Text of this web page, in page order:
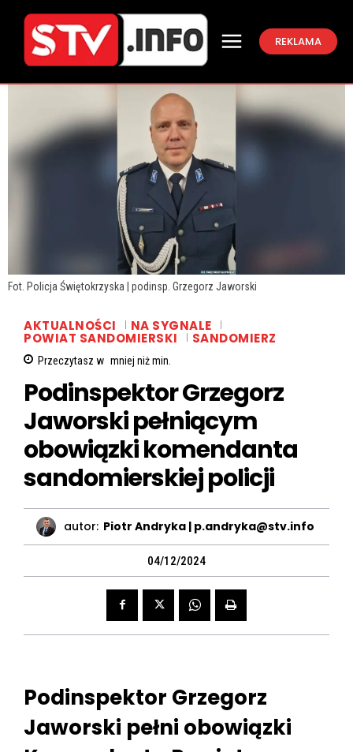
REKLAMA
Fot. Policja Świętokrzyska | podinsp. Grzegorz Jaworski
AKTUALNOŚCI NA SYGNALE
POWIAT SANDOMIERSKI SANDOMIERZ
Przeczytasz w mniej niżmin.
Podinspektor Grzegorz
Jaworski pełniącym
obowiązki komendanta
sandomierskiej policji
autor: Piotr Andryka | p.andryka@stv.info
04/12/2024
Podinspektor Grzegorz
Jaworski pełni obowiązki